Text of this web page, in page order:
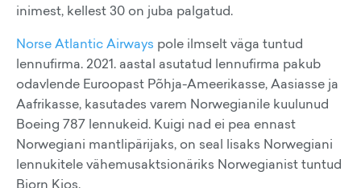
inimest, kellest 30 on juba palgatud.
Norse Atlantic Airways pole ilmselt väga tuntud
lennufirma. 2021. aastal asutatud lennufirma pakub
odavlende Euroopast Põhja-Ameerikasse, Aasiasse ja
Aafrikasse, kasutades varem Norwegianile kuulunud
Boeing 787 lennukeid. Kuigi nad ei pea ennast
Norwegiani mantlipärijaks, on seal lisaks Norwegiani
lennukitele vähemusaktsionäriks Norwegianist tuntud
Bjorn Kjos.